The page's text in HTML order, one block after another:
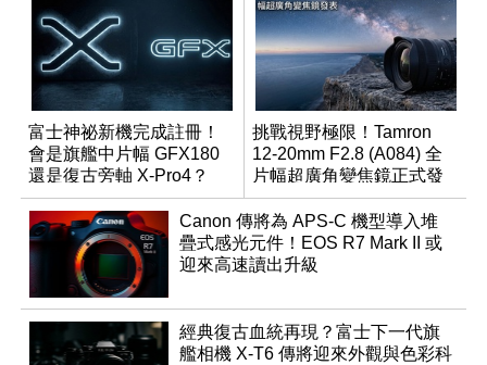
富士神祕新機完成註冊！
會是旗艦中片幅 GFX180
還是復古旁軸 X-Pro4？
挑戰視野極限！Tamron
12-20mm F2.8 (A084) 全
片幅超廣角變焦鏡正式發
表
Canon 傳將為 APS-C 機型導入堆
疊式感光元件！EOS R7 Mark II 或
迎來高速讀出升級
經典復古血統再現？富士下一代旗
艦相機 X-T6 傳將迎來外觀與色彩科